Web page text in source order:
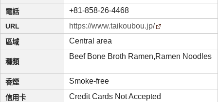
電話 +81-858-26-4468
URL https://www.taikoubou.jp/
區域 Central area
種類
Beef Bone Broth Ramen,Ramen Noodles
香煙 Smoke-free
信用卡 Credit Cards Not Accepted